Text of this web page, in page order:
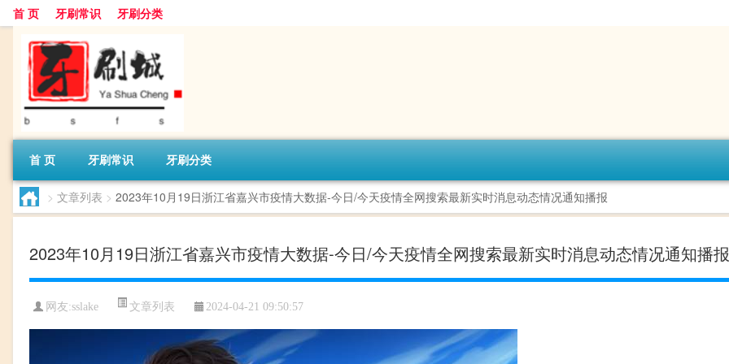
首 页 牙刷常识 牙刷分类
首 页 牙刷常识 牙刷分类
> 文章列表 > 2023年10月19日浙江省嘉兴市疫情大数据-今日/今天疫情全网搜索最新实时消息动态情况通知播报
2023年10月19日浙江省嘉兴市疫情大数据-今日/今天疫情全网搜索最新实时消息动态情况通知播报
网友:sslake 文章列表 2024-04-21 09:50:57